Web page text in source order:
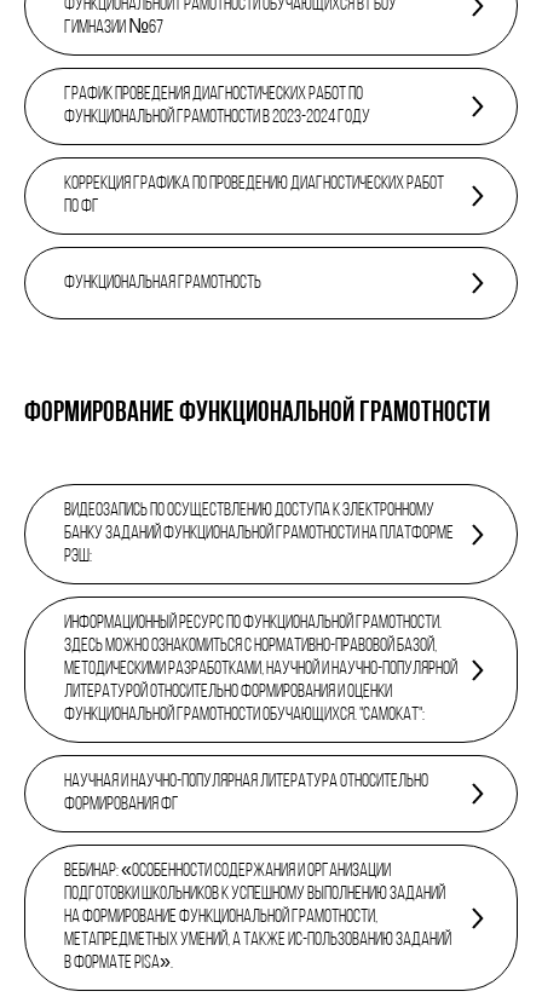
функциональной грамотности обучающихся в ГБОУ
Гимназии №67
График проведения диагностических работ по
функциональной грамотности в 2023-2024 году
Коррекция графика по проведению диагностических работ
по ФГ
Функциональная грамотность
ФОРМИРОВАНИЕ ФУНКЦИОНАЛЬНОЙ ГРАМОТНОСТИ
Видеозапись по осуществлению доступа к электронному
банку заданий функциональной грамотности на Платформе
РЭШ:
Информационный ресурс по функциональной грамотности.
Здесь можно ознакомиться с нормативно-правовой базой,
методическими разработками, научной и научно-популярной
литературой относительно формирования и оценки
функциональной грамотности обучающихся. "САМОКАТ":
Научная и научно-популярная литература относительно
формирования ФГ
Вебинар: «Особенности содержания и организации
подготовки школьников к успешному выполнению заданий
на формирование функциональной грамотности,
метапредметных умений, а также ис-пользованию заданий
в формате PISA».